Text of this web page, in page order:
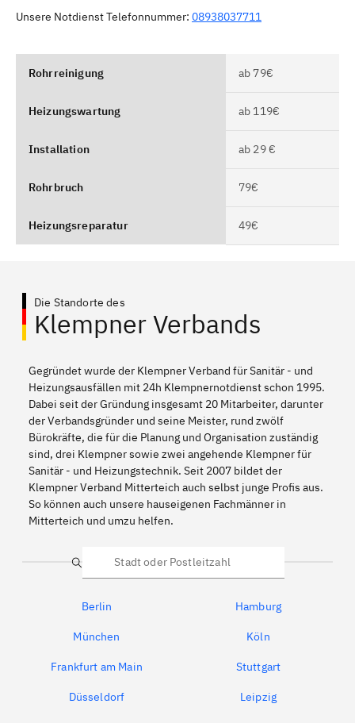
Unsere Notdienst Telefonnummer: 08938037711
Rohrreinigung ab 79€
Heizungswartung ab 119€
Installation ab 29 €
Rohrbruch 79€
Heizungsreparatur 49€
Die Standorte des
Klempner Verbands
Gegründet wurde der Klempner Verband für Sanitär - und
Heizungsausfällen mit 24h Klempnernotdienst schon 1995.
Dabei seit der Gründung insgesamt 20 Mitarbeiter, darunter
der Verbandsgründer und seine Meister, rund zwölf
Bürokräfte, die für die Planung und Organisation zuständig
sind, drei Klempner sowie zwei angehende Klempner für
Sanitär - und Heizungstechnik. Seit 2007 bildet der
Klempner Verband Mitterteich auch selbst junge Profis aus.
So können auch unsere hauseigenen Fachmänner in
Mitterteich und umzu helfen.
Suche
Berlin Hamburg
München Köln
Frankfurt am Main Stuttgart
Düsseldorf Leipzig